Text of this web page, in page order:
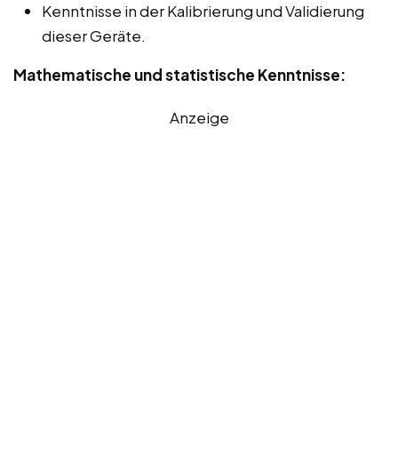
Kenntnisse in der Kalibrierung und Validierung
dieser Geräte.
Mathematische und statistische Kenntnisse:
Anzeige